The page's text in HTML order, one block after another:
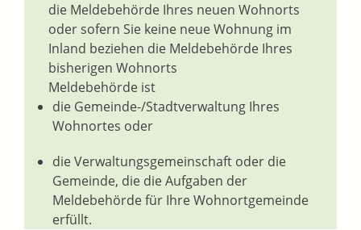
die Meldebehörde Ihres neuen Wohnorts
oder sofern Sie keine neue Wohnung im
Inland beziehen die Meldebehörde Ihres
bisherigen Wohnorts
Meldebehörde ist
die Gemeinde-/Stadtverwaltung Ihres
Wohnortes oder
die Verwaltungsgemeinschaft oder die
Gemeinde, die die Aufgaben der
Meldebehörde für Ihre Wohnortgemeinde
erfüllt.